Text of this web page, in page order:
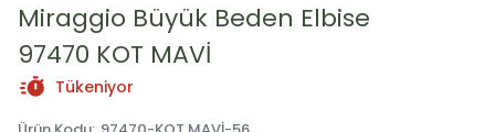
Miraggio Büyük Beden Elbise
97470 KOT MAVİ
Tükeniyor